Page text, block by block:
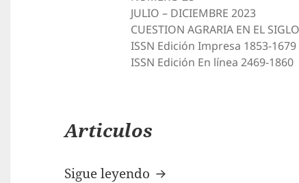
JULIO – DICIEMBRE 2023
CUESTION AGRARIA EN EL
ISSN Edición Impresa 1853-1679
ISSN Edición En línea 2469-1860
Articulos
Sigue leyendo N° 28 – Revista